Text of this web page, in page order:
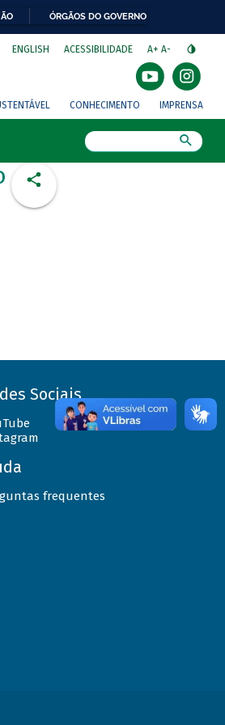
ÓRGÃOS DO GOVERNO
ENGLISH ACESSIBILIDADE A+ A-
CONHECIMENTO IMPRENSA
Sociais
frequentes